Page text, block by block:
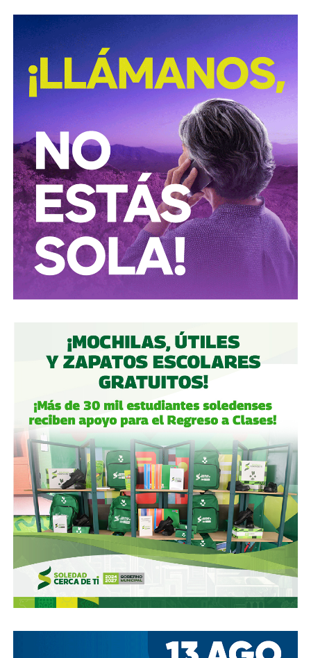
conductores hacia peatones
(como si eso no fuera pan
de cada día), ¿por qué no acompañaron sus post con un
“circule con cuidado”, “cumpla con lo establecido”,
“respete al peatón”?
A mis colegas de los medios: falta para el 2027, no
empecemos desde ya a
querer caerle mejor al que
todavía no saben si va a seguir en el poder, hagamos
periodismo útil, no crítica en busca de likes.
Conductores:respeten al peatón.Peatones:no usen el
móvil mientras cruzan las calles, ni intenten ganarle al
semáforo.Ciclistas:
hay solo 3 ciclovías, pero usémoslas
correctamente.
Autoridades:hagan su trabajo, pero háganlo bien, y no
descuiden lo que hicieron antes por centrarse solo en
obras nuevas.
personas se sientan más seguras entrando a un parque
bajo su cuidado, para evitar accidentes en una calle, de una
ciudad que también es parte del estado.
Gobierno municipal:no se apresuren por hacer cosas
solo de cara a la contienda electoral, échenle ganas y
háganlas bien, respeten los tiempos, informen
oportunamente a los usuarios de las vialidades.
Ya aprovechando,revisen las señales de tránsito de la
zona, que necesitan mantenimiento, y luego dense una
vuelta por la ciudad:hay banquetas que son
estacionamientos, hay ciclovías intransitables, hay
peatones en riesgoporque los conductores no siguen el
reglamento.
En pocas palabras,
bajemos todos la velocidad… en
Arrancó la carrera, todos la van perdiendo |